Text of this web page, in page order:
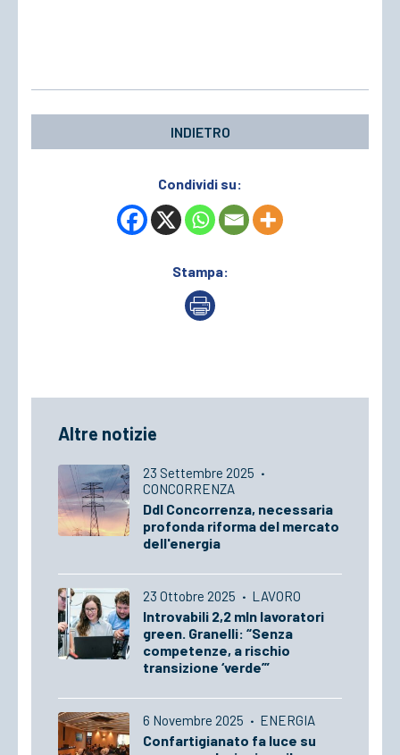
INDIETRO
Condividi su:
Stampa:
Altre notizie
23 Settembre 2025 ·
CONCORRENZA
Ddl Concorrenza, necessaria
profonda riforma del mercato
dell'energia
23 Ottobre 2025 · LAVORO
Introvabili 2,2 mln lavoratori
green. Granelli: “Senza
competenze, a rischio
transizione ‘verde’”
6 Novembre 2025 · ENERGIA
Confartigianato fa luce su